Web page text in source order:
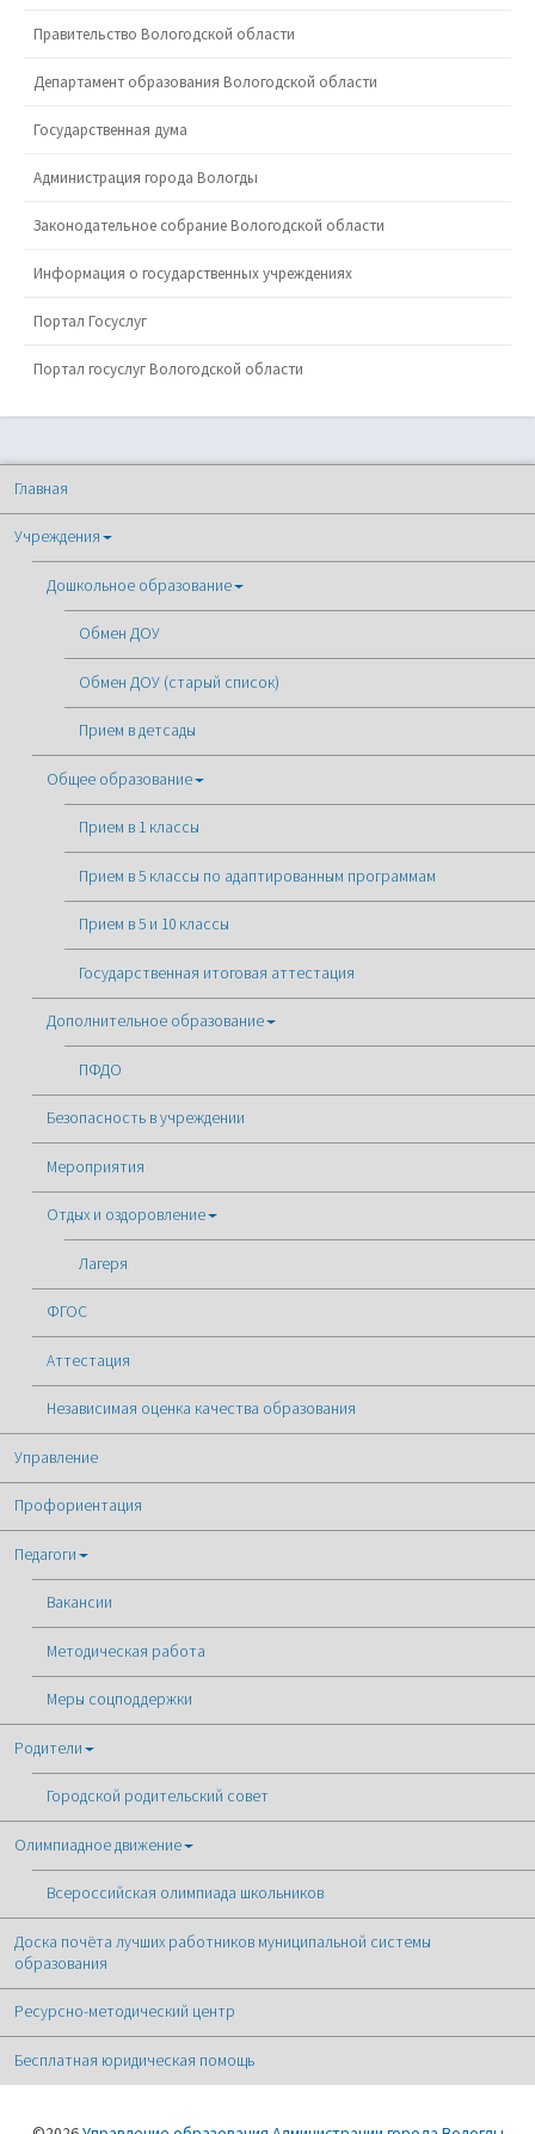
Правительство Вологодской области
Департамент образования Вологодской области
Государственная дума
Администрация города Вологды
Законодательное собрание Вологодской области
Информация о государственных учреждениях
Портал Госуслуг
Портал госуслуг Вологодской области
Главная
Учреждения
Дошкольное образование
Обмен ДОУ
Обмен ДОУ (старый список)
Прием в детсады
Общее образование
Прием в 1 классы
Прием в 5 классы по адаптированным программам
Прием в 5 и 10 классы
Государственная итоговая аттестация
Дополнительное образование
ПФДО
Безопасность в учреждении
Мероприятия
Отдых и оздоровление
Лагеря
ФГОС
Аттестация
Независимая оценка качества образования
Управление
Профориентация
Педагоги
Вакансии
Методическая работа
Меры соцподдержки
Родители
Городской родительский совет
Олимпиадное движение
Всероссийская олимпиада школьников
Доска почёта лучших работников муниципальной системы
образования
Ресурсно-методический центр
Бесплатная юридическая помощь